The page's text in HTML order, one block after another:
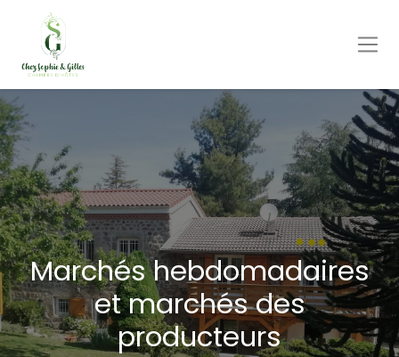
Marchés hebdomadaires
et marchés des
producteurs